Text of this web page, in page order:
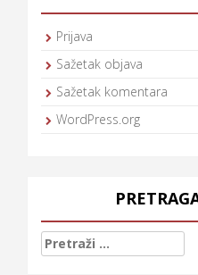
Prijava
Sažetak objava
Sažetak komentara
WordPress.org
Pretraga: